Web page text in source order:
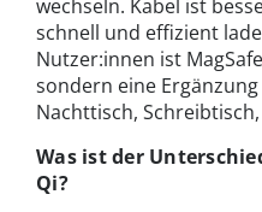
wechseln. Kabel ist
schnell und effizient
Nutzer:innen ist
sondern eine
Nachttisch,
Was ist der
Qi?